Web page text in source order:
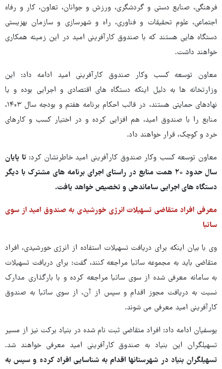
فرهنگی، صنایع دستی و گردشگری، ورزش و جوانان، تعاون، کار و رفاه
اجتماعی، علوم تحقیقات و فناوری، راه و شهرسازی و سازمان بهزیستی
دستگاه هایی هستند که با صندوق کارآفرینی امید در این زمینه همکاری
خواهند داشت.
معاون توسعه کسب وکار صندوق کارآفرینی امید ادامه داد: این
وزارتخانه ها به دلیل اینکه دستگاه های اقتصادی و اجرایی بوده و یا
نهادهای حمایتی هستند، در قالب احکام برنامه هفتم و بودجه سال ۱۴۰۳،
منابع را با صندوق امید، هم افزایی کرده و در اختیار کسب و کارهای
خرد و کوچک، قرار خواهند داد.
معاون توسعه کسب وکار صندوق کارآفرینی امید خاطرنشان کرد:تا پایان
سال حدود ۲۰ همت منابع در راستای اجرای برنامه های مشترک با دیگر
دستگاه های اجرایی ساماندهی و تخصیص خواهد یافت.
معرفی افراد متقاضی تسهیلات انرژی خورشیدی به صندوق امید از سوی
ساتبا
وی با بیان اینکه برای دریافت تسهیلات استفاده از انرژی خورشیدی، افراد
متقاضی باید به مجموعه ساتبا مراجعه کنند، گفت: برای دریافت تسهیلات
به سامانه معرفی شده از سوی ساتبا مراجعه کرده و با بارگذاری مدارک
نسبت به دریافت مجوز اقدام و سپس از آن، از سوی ساتبا به صندوق
کارآفرینی امید معرفی می شوند.
یوسفیان ادامه داد: افراد متقاضی ثبت نام شده در بنیاد برکت نیز از مسیر
تسهیلگران این بنیاد به صندوق کارآفرینی امید معرفی خواهند شد.
تسهیلگران بنیاد در شهرستانها اقدام به شناسایی افراد کرده و سپس به